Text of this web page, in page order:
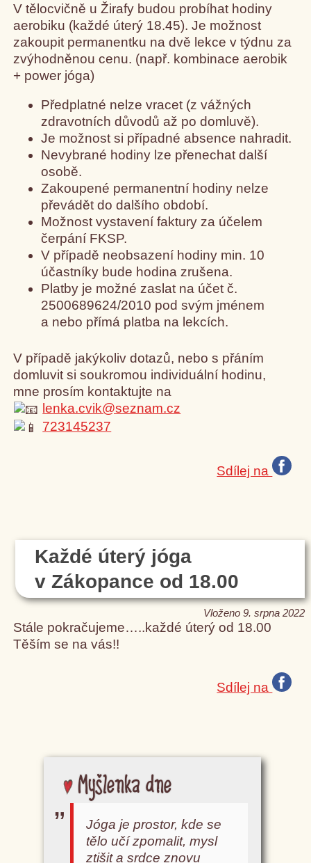
V tělocvičně u Žirafy budou probíhat hodiny
aerobiku (každé úterý 18.45). Je možnost
zakoupit permanentku na dvě lekce v týdnu za
zvýhodněnou cenu. (např. kombinace aerobik
+ power jóga)
Předplatné nelze vracet (z vážných
zdravotních důvodů až po domluvě).
Je možnost si případné absence nahradit.
Nevybrané hodiny lze přenechat další
osobě.
Zakoupené permanentní hodiny nelze
převádět do dalšího období.
Možnost vystavení faktury za účelem
čerpání FKSP.
V případě neobsazení hodiny min. 10
účastníky bude hodina zrušena.
Platby je možné zaslat na účet č.
2500689624/2010 pod svým jménem
a nebo přímá platba na lekcích.
V případě jakýkoliv dotazů, nebo s přáním
domluvit si soukromou individuální hodinu,
mne prosím kontaktujte na
lenka.cvik@seznam.cz
723145237
Sdílej na
Každé úterý jóga
v Zákopance od 18.00
Vloženo 9. srpna 2022
Stále pokračujeme…..každé úterý od 18.00
Těším se na vás!!
Sdílej na
Myšlenka dne
Jóga je prostor, kde se
tělo učí zpomalit, mysl
ztišit a srdce znovu